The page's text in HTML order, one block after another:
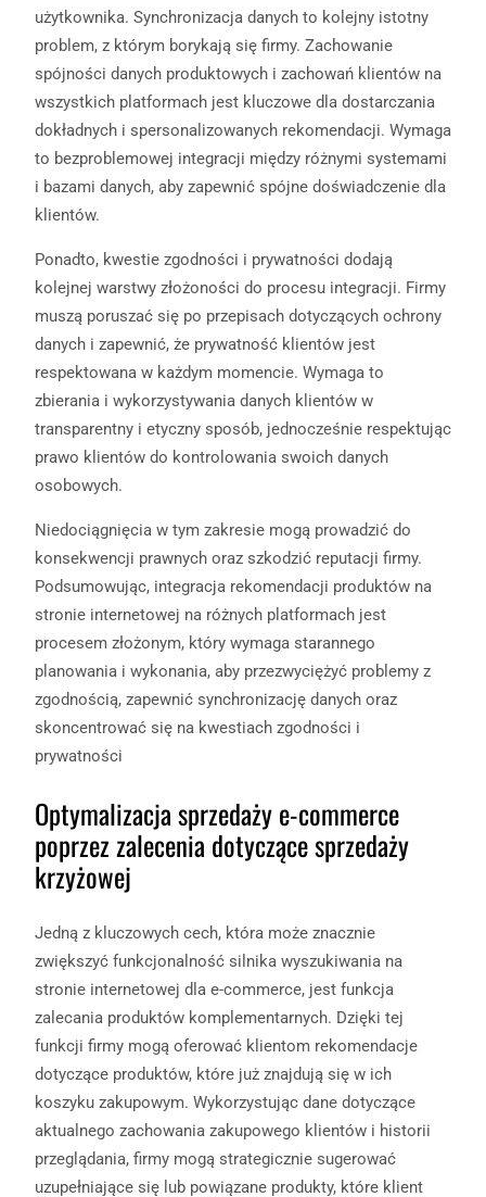
użytkownika. Synchronizacja danych to kolejny istotny
problem, z którym borykają się firmy. Zachowanie
spójności danych produktowych i zachowań klientów na
wszystkich platformach jest kluczowe dla dostarczania
dokładnych i spersonalizowanych rekomendacji. Wymaga
to bezproblemowej integracji między różnymi systemami
i bazami danych, aby zapewnić spójne doświadczenie dla
klientów.
Ponadto, kwestie zgodności i prywatności dodają
kolejnej warstwy złożoności do procesu integracji. Firmy
muszą poruszać się po przepisach dotyczących ochrony
danych i zapewnić, że prywatność klientów jest
respektowana w każdym momencie. Wymaga to
zbierania i wykorzystywania danych klientów w
transparentny i etyczny sposób, jednocześnie respektując
prawo klientów do kontrolowania swoich danych
osobowych.
Niedociągnięcia w tym zakresie mogą prowadzić do
konsekwencji prawnych oraz szkodzić reputacji firmy.
Podsumowując, integracja rekomendacji produktów na
stronie internetowej na różnych platformach jest
procesem złożonym, który wymaga starannego
planowania i wykonania, aby przezwyciężyć problemy z
zgodnością, zapewnić synchronizację danych oraz
skoncentrować się na kwestiach zgodności i
prywatności
Optymalizacja sprzedaży e-commerce
poprzez zalecenia dotyczące sprzedaży
krzyżowej
Jedną z kluczowych cech, która może znacznie
zwiększyć funkcjonalność silnika wyszukiwania na
stronie internetowej dla e-commerce, jest funkcja
zalecania produktów komplementarnych. Dzięki tej
funkcji firmy mogą oferować klientom rekomendacje
dotyczące produktów, które już znajdują się w ich
koszyku zakupowym. Wykorzystując dane dotyczące
aktualnego zachowania zakupowego klientów i historii
przeglądania, firmy mogą strategicznie sugerować
uzupełniające się lub powiązane produkty, które klient